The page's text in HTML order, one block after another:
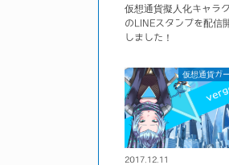
仮想通貨擬人化キャラ
のLINEスタンプを配信
しました！
仮想通貨ガ
2017.12.11